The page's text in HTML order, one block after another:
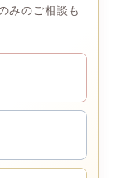
みのご相談も